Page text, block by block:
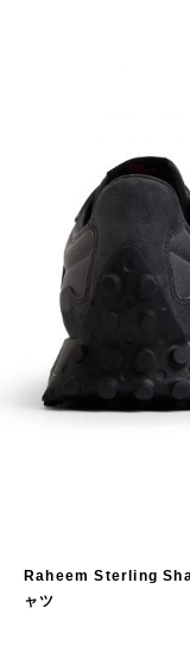
Raheem Sterling
ャツ